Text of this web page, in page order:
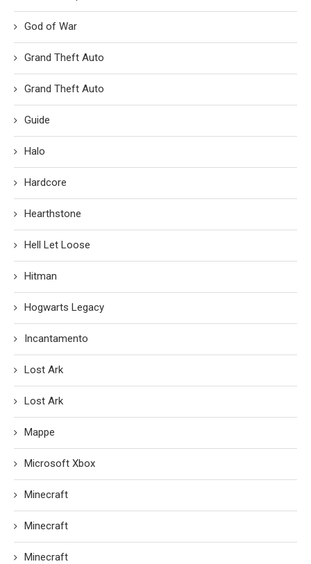
God of War
Grand Theft Auto
Grand Theft Auto
Guide
Halo
Hardcore
Hearthstone
Hell Let Loose
Hitman
Hogwarts Legacy
Incantamento
Lost Ark
Lost Ark
Mappe
Microsoft Xbox
Minecraft
Minecraft
Minecraft